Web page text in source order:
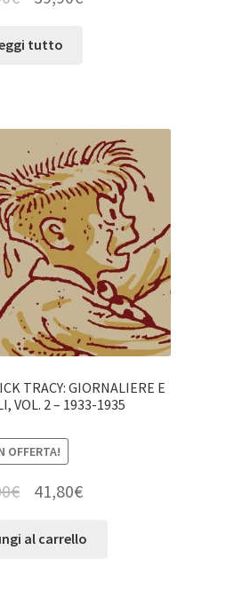
tutto
TRACY: GIORNALIERE E
VOL. 2 – 1933-1935
OFFERTA!
€ 41,80€
al carrello